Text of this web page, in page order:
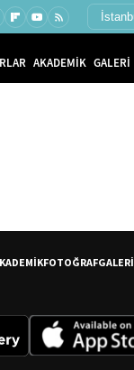
AKADEMİK GALERİ
FOTOĞRAFGALERİ